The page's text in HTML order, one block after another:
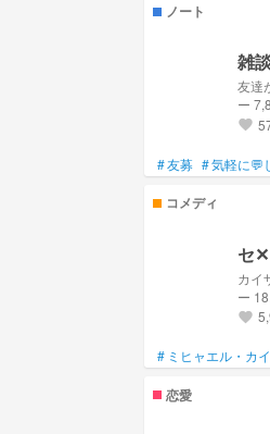
ノート
雑
友達
ー
favorite
#友募 #気軽に💬
コメディ
セ
ー
favorite
# ミヒャエル・カ
恋愛